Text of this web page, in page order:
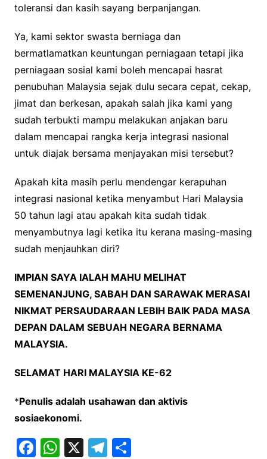
toleransi dan kasih sayang berpanjangan.
Ya, kami sektor swasta berniaga dan
bermatlamatkan keuntungan perniagaan tetapi jika
perniagaan sosial kami boleh mencapai hasrat
penubuhan Malaysia sejak dulu secara cepat, cekap,
jimat dan berkesan, apakah salah jika kami yang
sudah terbukti mampu melakukan anjakan baru
dalam mencapai rangka kerja integrasi nasional
untuk diajak bersama menjayakan misi tersebut?
Apakah kita masih perlu mendengar kerapuhan
integrasi nasional ketika menyambut Hari Malaysia
50 tahun lagi atau apakah kita sudah tidak
menyambutnya lagi ketika itu kerana masing-masing
sudah menjauhkan diri?
IMPIAN SAYA IALAH MAHU MELIHAT
SEMENANJUNG, SABAH DAN SARAWAK MERASAI
NIKMAT PERSAUDARAAN LEBIH BAIK PADA MASA
DEPAN DALAM SEBUAH NEGARA BERNAMA
MALAYSIA.
SELAMAT HARI MALAYSIA KE-62
*Penulis adalah usahawan dan aktivis
sosiaekonomi.
F W X T S